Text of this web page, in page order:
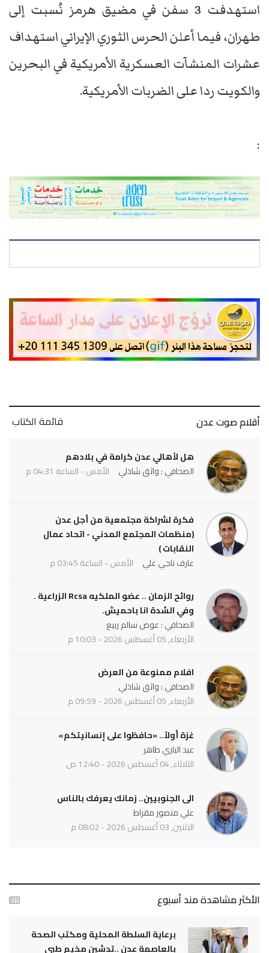
استهدفت 3 سفن في مضيق هرمز نُسبت إلى
طهران، فيما أعلن الحرس الثوري الإيراني استهداف
عشرات المنشآت العسكرية الأمريكية في البحرين
والكويت ردا على الضربات الأمريكية.
:
أقلام صوت عدن قائمة الكتاب
هل لأهالي عدن كرامة في بلادهم
الصحافي : واثق شاذلي
الأمس - الساعة 04:31 م
فكرة لشراكة مجتمعية من أجل عدن
(منظمات المجتمع المدني - اتحاد عمال
النقابات )
عارف ناجي علي
الأمس - الساعة 03:45 م
روائح الزمان .. عضو الملكيه Rcsa الزراعية .
وفي الشدة انا باحميش.
الصحافي : عوض سالم ربيع
الأربعاء, 05 أغسطس 2026 - 10:03 م
افلام ممنوعة من العرض
الصحافي : واثق شاذلي
الأربعاء, 05 أغسطس 2026 - 09:59 م
غزة أولاً.. «حافظوا على إنسانيتكم»
عبد الباري طاهر
الثلاثاء, 04 أغسطس 2026 - 12:40 ص
الى الجنوبيين.. زمانك يعرفك بالناس
علي منصور مقراط
الاثنين, 03 أغسطس 2026 - 08:02 م
الأكثر مشاهدة مند أسبوع
برعاية السلطة المحلية ومكتب الصحة
بالعاصمة عدن ..تدشين مخيم طبي